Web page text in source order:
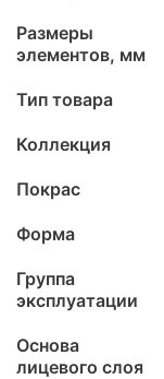
Размеры
элементов, мм
Тип товара
Коллекция
Покрас
Форма
Группа
эксплуатации
Основа
лицевого слоя